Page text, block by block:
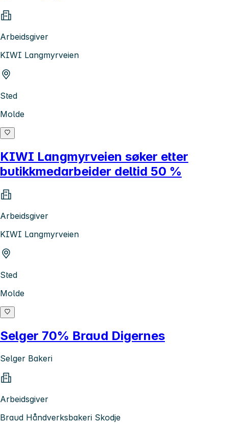
Arbeidsgiver
KIWI Langmyrveien
Sted
Molde
KIWI Langmyrveien søker etter
butikkmedarbeider deltid 50 %
Arbeidsgiver
KIWI Langmyrveien
Sted
Molde
Selger 70% Braud Digernes
Selger Bakeri
Arbeidsgiver
Braud Håndverksbakeri Skodje